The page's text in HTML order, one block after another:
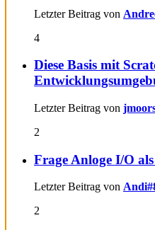
Letzter Beitrag von
4
Diese Basis mit
Letzter Beitrag von
2
Frage Anloge I/O
Letzter Beitrag von
2